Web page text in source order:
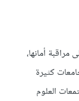
أمانها،
كثيرة
العلوم